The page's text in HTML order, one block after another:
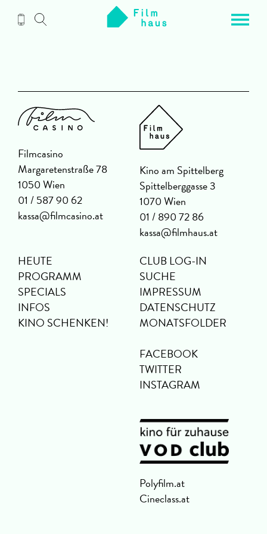
Inhalt
Filmcasino
Margaretenstraße 78
1050 Wien
01 / 587 90 62
kassa@filmcasino.at
Kino am Spittelberg
Spittelberggasse 3
1070 Wien
01 / 890 72 86
kassa@filmhaus.at
HEUTE
PROGRAMM
SPECIALS
INFOS
KINO SCHENKEN!
CLUB LOG-IN
SUCHE
IMPRESSUM
DATENSCHUTZ
MONATSFOLDER
FACEBOOK
TWITTER
INSTAGRAM
Polyfilm.at
Cineclass.at